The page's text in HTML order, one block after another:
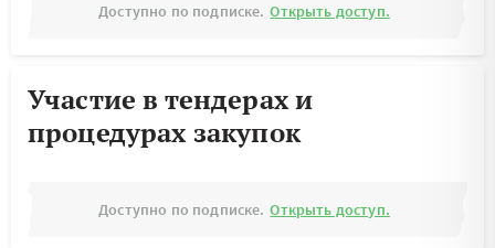
Доступно по подписке. Открыть доступ.
Участие в тендерах и
процедурах закупок
Доступно по подписке. Открыть доступ.